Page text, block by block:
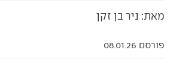
מאת: ניר בן זקן
פורסם 08.01.26